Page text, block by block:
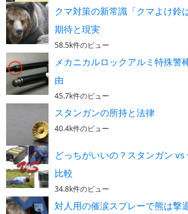
クマ対策の新常識「クマよけ
期待と現実
58.5k件のビュー
メカニカルロックアルミ特殊警
由
45.7k件のビュー
スタンガンの所持と法律
40.4k件のビュー
どっちがいいの？スタンガン
比較
34.8k件のビュー
対人用の催涙スプレーで熊は撃